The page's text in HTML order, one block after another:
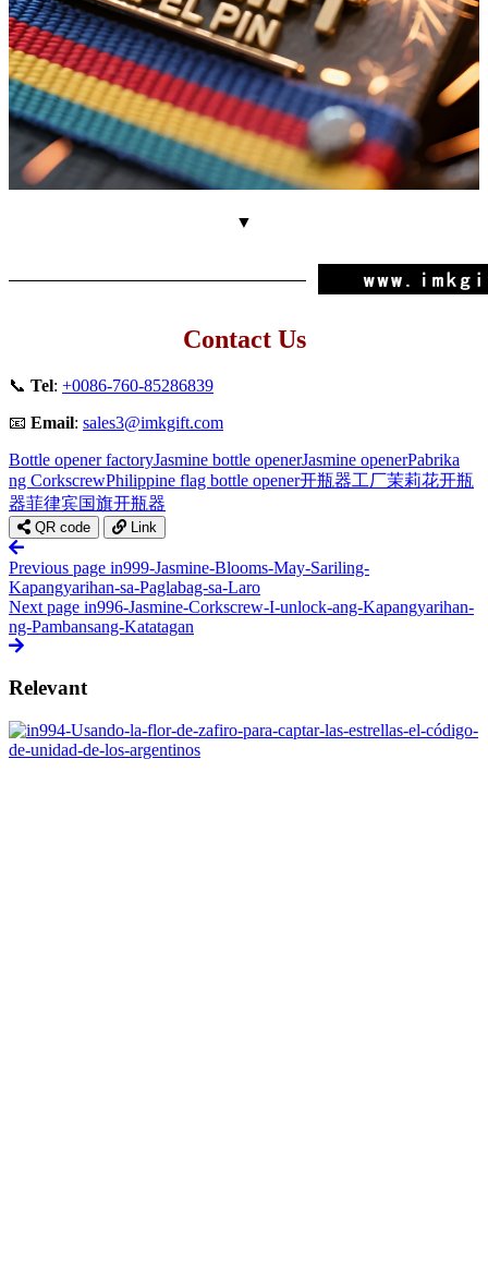
▼
Contact Us
📞 Tel: +0086-760-85286839
📧 Email: sales3@imkgift.com
Bottle opener factoryJasmine bottle openerJasmine openerPabrika
ng CorkscrewPhilippine flag bottle opener开瓶器工厂茉莉花开瓶
器菲律宾国旗开瓶器
QR code Link
Previous page in999-Jasmine-Blooms-May-Sariling-
Kapangyarihan-sa-Paglabag-sa-Laro
Next page in996-Jasmine-Corkscrew-I-unlock-ang-Kapangyarihan-
ng-Pambansang-Katatagan
Relevant